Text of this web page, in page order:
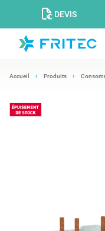
DEVIS
Accueil Produits